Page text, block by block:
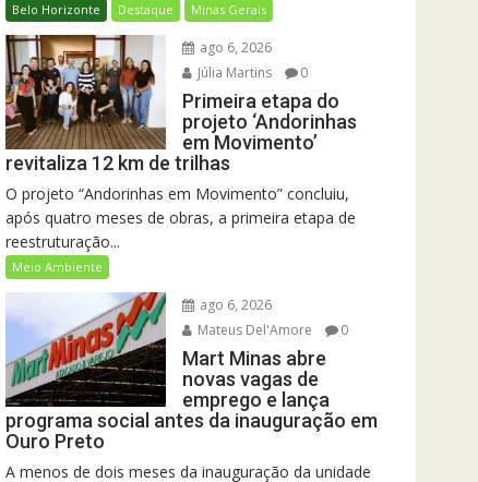
Belo Horizonte Destaque Minas Gerais
ago 6, 2026
Júlia Martins
0
Primeira etapa do
projeto ‘Andorinhas
em Movimento’
revitaliza 12 km de trilhas
O projeto “Andorinhas em Movimento” concluiu,
após quatro meses de obras, a primeira etapa de
reestruturação...
Meio Ambiente
ago 6, 2026
Mateus Del'Amore
0
Mart Minas abre
novas vagas de
emprego e lança
programa social antes da inauguração em
Ouro Preto
A menos de dois meses da inauguração da unidade